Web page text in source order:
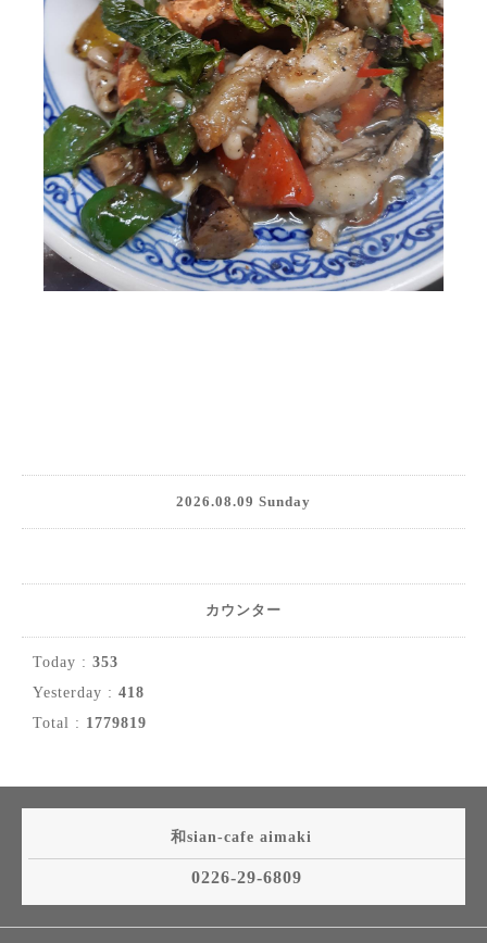
2026.08.09 Sunday
カウンター
Today : 353
Yesterday : 418
Total : 1779819
和sian-cafe aimaki
0226-29-6809